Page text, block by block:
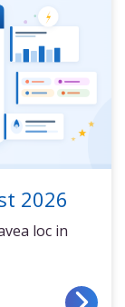
2026
loc in